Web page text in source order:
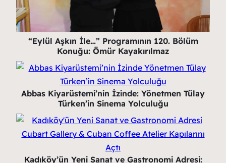
“Eylül Aşkın İle…” Programının 120. Bölüm
Konuğu: Ömür Kayakırılmaz
Abbas Kiyarüstemi’nin İzinde: Yönetmen Tülay
Türken’in Sinema Yolculuğu
Kadıköy’ün Yeni Sanat ve Gastronomi Adresi: